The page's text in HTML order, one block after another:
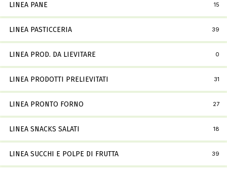
LINEA PANE 15
LINEA PASTICCERIA 39
LINEA PROD. DA LIEVITARE 0
LINEA PRODOTTI PRELIEVITATI 31
LINEA PRONTO FORNO 27
LINEA SNACKS SALATI 18
LINEA SUCCHI E POLPE DI FRUTTA 39